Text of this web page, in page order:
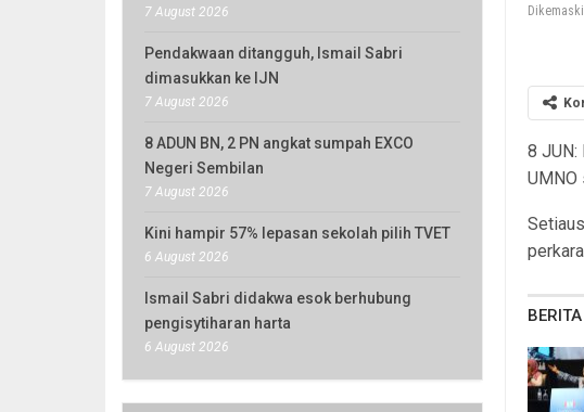
8
UMNO
7 August 2026
Pendakwaan ditangguh, Ismail Sabri
dimasukkan ke IJN
7 August 2026
8 ADUN BN, 2 PN angkat sumpah EXCO
Negeri Sembilan
7 August 2026
Kini hampir 57% lepasan sekolah pilih TVET
6 August 2026
Ismail Sabri didakwa esok berhubung
pengisytiharan harta
6 August 2026